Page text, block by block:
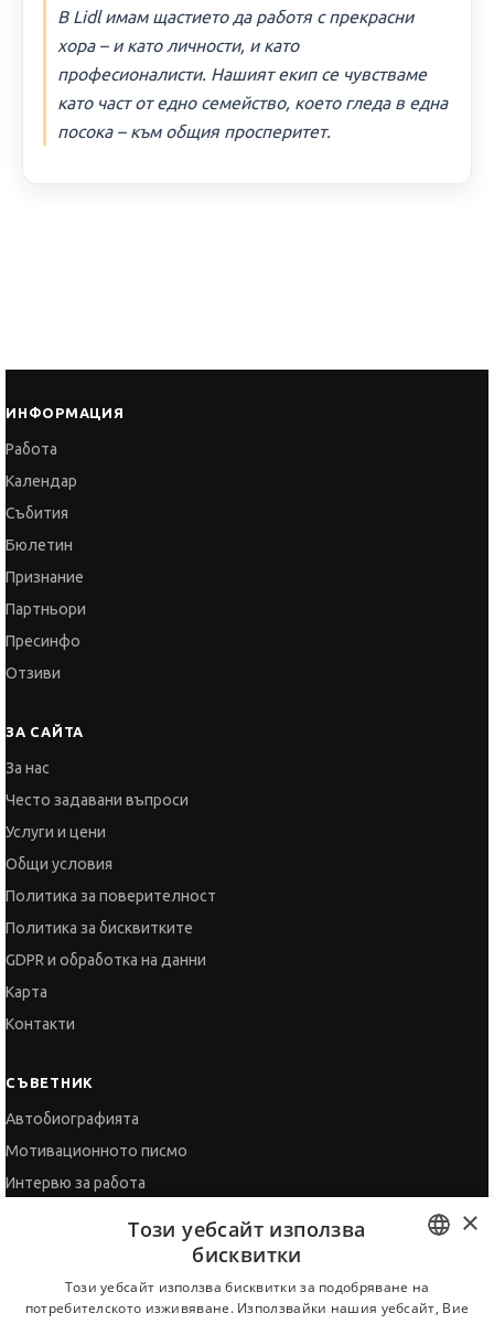
В Lidl имам щастието да работя с прекрасни
хора – и като личности, и като
професионалисти. Нашият екип се чувстваме
като част от едно семейство, което гледа в една
посока – към общия просперитет.
Събития
Бюлетин
Признание
Партньори
Пресинфо
Отзиви
ЗА САЙТА
За нас
Услуги и цени
Общи условия
Политика за поверителност
Политика за бисквитките
GDPR и обработка на данни
Карта
Контакти
СЪВЕТНИК
Автобиографията
Интервю за работа
Когато получим оферта
Препоръки
Vihra AI
BULGARIAN
ENGLISH
×
Този уебсайт използва
бисквитки
Този уебсайт използва бисквитки за подобряване на
потребителското изживяване. Използвайки нашия уебсайт, Вие